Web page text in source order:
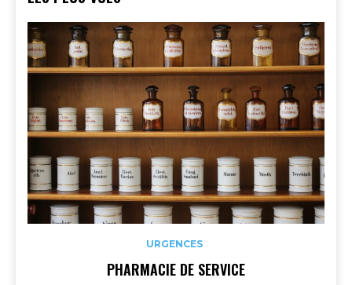
URGENCES
PHARMACIE DE SERVICE